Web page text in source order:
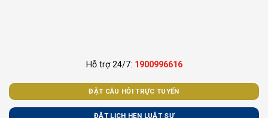
Hỗ trợ 24/7: 1900996616
ĐẶT CÂU HỎI TRỰC TUYẾN
ĐẶT LỊCH HẸN LUẬT SƯ